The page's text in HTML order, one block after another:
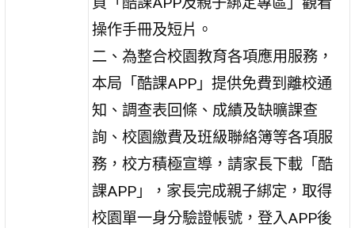
操作手冊及短片。
二、為整合校園教育各項應用服務，
本局「酷課APP」提供免費到離校通
知、調查表回條、成績及缺曠課查
詢、校園繳費及班級聯絡簿等各項服
務，校方積極宣導，請家長下載「酷
課APP」，家長完成親子綁定，取得
校園單一身分驗證帳號，登入APP後